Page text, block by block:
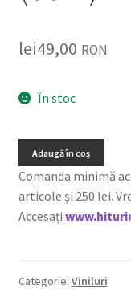
lei49,00 RON
În stoc
Adaugă în coș
Comanda minimă
articole și 250 lei.
Accesați
Categorie: Viniluri